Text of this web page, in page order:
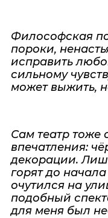
Философская
пороки,
исправить
сильному
может выжить,
Сам театр тоже
впечатления:
декорации.
горят до
очутился на
подобный
для меня был